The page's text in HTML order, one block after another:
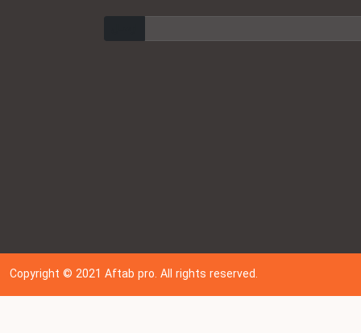
Copyright © 202 1Aftab pro. All rights reserved.